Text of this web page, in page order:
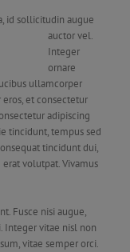
id sollicitudin augue
auctor vel.
Integer
ornare
ullamcorper
et consectetur
adipiscing
tincidunt, tempus sed
tincidunt dui,
volutpat. Vivamus
Fusce nisi augue,
Integer vitae nisl non
vitae semper orci.